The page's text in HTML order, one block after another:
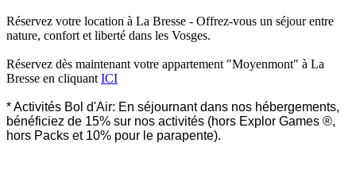
Réservez votre location à La Bresse - Offrez-vous un séjour entre
nature, confort et liberté dans les Vosges.
Réservez dès maintenant votre appartement "Moyenmont" à La
Bresse en cliquant ICI
* Activités Bol d'Air: En séjournant dans nos hébergements,
bénéficiez de 15% sur nos activités (hors Explor Games ®,
hors Packs et 10% pour le parapente).